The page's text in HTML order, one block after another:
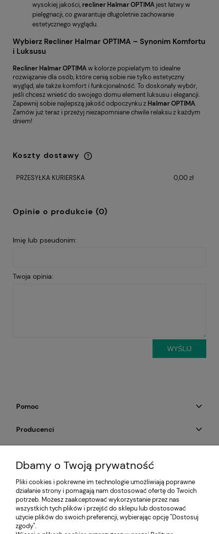
wysokiej jakości, recliner Halmar OPTIMA jest łatwy w
pielęgnacji, co gwarantuje długoletnie zachowanie
estetycznego wyglądu.
Wybierz Recliner Halmar OPTIMA – Synonim Komfortu
i Luksusu
Recliner Halmar OPTIMAw kolorze popielatym to idealne
rozwiązanie dla osób, które cenią sobie nie tylko estetyczny
wygląd, ale także komfort i funkcjonalność. To doskonały wybór,
jeśli chcesz wnieść do swojego domu element luksusu i elegancji.
Zapewnij sobie najlepszą jakość odpoczynku z Halmar OPTIMA.
Zamów już teraz i przeżyj niezapomniane chwile relaksu z każdym
dniem!
Koszty dostawy
Cena nie zawiera ewentualnych kosztów
PRZESYŁKA KURIERSKA
0,00 zł
Opinie o produkcie (0)
Imię lub pseudonim:
Twoja opinia:
WYŚLIJ
Pomoc
Producenci
Informacje
Dbamy o Twoją prywatność
Pliki cookies i pokrewne im technologie umożliwiają poprawne
działanie strony i pomagają nam dostosować ofertę do Twoich
potrzeb. Możesz zaakceptować wykorzystanie przez nas
wszystkich tych plików i przejść do sklepu lub dostosować
użycie plików do swoich preferencji, wybierając opcję "Dostosuj
zgody".